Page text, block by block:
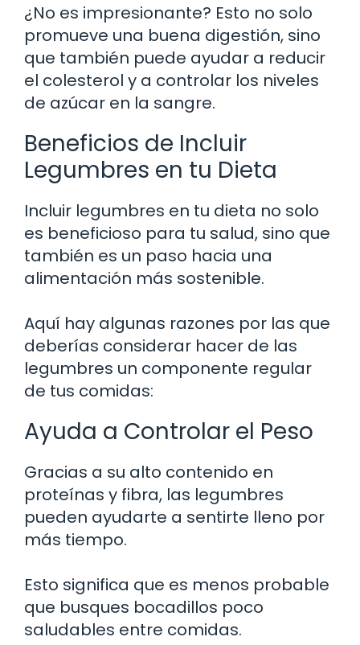
¿No es impresionante? Esto no solo
promueve una buena digestión, sino
que también puede ayudar a reducir
el colesterol y a controlar los niveles
de azúcar en la sangre.
Beneficios de Incluir
Legumbres en tu Dieta
Incluir legumbres en tu dieta no solo
es beneficioso para tu salud, sino que
también es un paso hacia una
alimentación más sostenible.
Aquí hay algunas razones por las que
deberías considerar hacer de las
legumbres un componente regular
de tus comidas:
Ayuda a Controlar el Peso
Gracias a su alto contenido en
proteínas y fibra, las legumbres
pueden ayudarte a sentirte lleno por
más tiempo.
Esto significa que es menos probable
que busques bocadillos poco
saludables entre comidas.